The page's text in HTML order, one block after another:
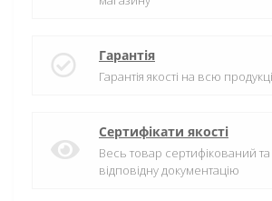
Гарантія
Гарантія якості на всю
Сертифікати якості
Весь товар сертифікований
відповідну документацію